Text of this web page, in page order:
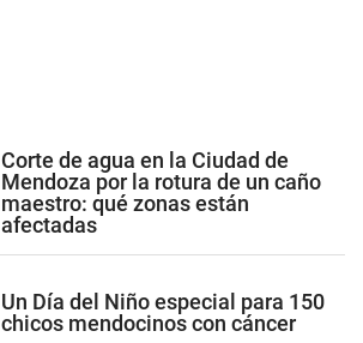
Corte de agua en la Ciudad de
Mendoza por la rotura de un caño
maestro: qué zonas están
afectadas
Un Día del Niño especial para 150
chicos mendocinos con cáncer